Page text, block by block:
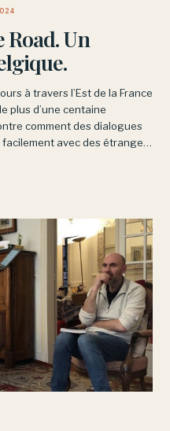
Un
à travers l’Est de la France
plus d’une centaine
comment des dialogues
avec des étrangers